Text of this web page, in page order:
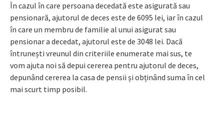
În cazul în care persoana decedată este asigurată sau
pensionară, ajutorul de deces este de 6095 lei, iar în cazul
în care un membru de familie al unui asigurat sau
pensionar a decedat, ajutorul este de 3048 lei. Dacă
întrunești vreunul din criteriile enumerate mai sus, te
vom ajuta noi să depui cererea pentru ajutorul de deces,
depunând cererea la casa de pensii și obținând suma în cel
mai scurt timp posibil.